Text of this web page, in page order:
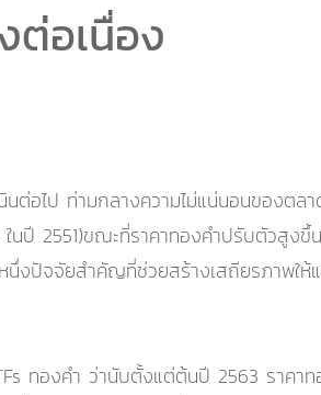
ต่อเนื่อง
ต่อไป ท่ามกลางความไม่แน่นอนของตล
นปี 2551)ขณะที่ราคาทองคำปรับตัวสูงขึ้
นึ่งปัจจัยสำคัญที่ช่วยสร้างเสถียรภาพให้
ทองคำ ว่านับตั้งแต่ต้นปี 2563 ราคาท